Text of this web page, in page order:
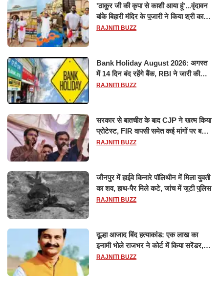
'ठाकुर जी की कृपा से काशी आया हूं'...वृंदावन
बांके बिहारी मंदिर के पुजारी ने किया श्री काशी
विश्वनाथ का जलाभिषेक
RAJNITI BUZZ
Bank Holiday August 2026: अगस्त
में 14 दिन बंद रहेंगे बैंक, RBI ने जारी की
छुट्टियों की लिस्ट​​​​​​​
RAJNITI BUZZ
सरकार से बातचीत के बाद CJP ने खत्म किया
प्रोटेस्ट, FIR वापसी समेत कई मांगों पर बनी
सहमति
RAJNITI BUZZ
जौनपुर में हाईवे किनारे पॉलिथीन में मिला युवती
का शव, हाथ-पैर मिले कटे, जांच में जुटी पुलिस
RAJNITI BUZZ
दूल्हा आजाद बिंद हत्याकांड: एक लाख का
इनामी भोले राजभर ने कोर्ट में किया सरेंडर,
14 दिन के लिए भेजा गया जेल
RAJNITI BUZZ